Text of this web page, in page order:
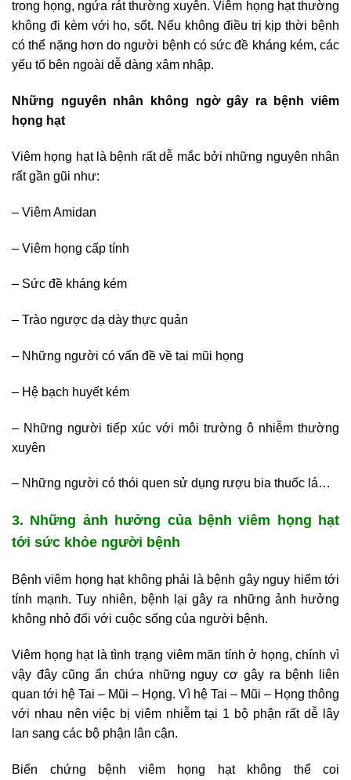
trong họng, ngứa rát thường xuyên. Viêm họng hạt thường
không đi kèm với ho, sốt. Nếu không điều trị kịp thời bệnh
có thể nặng hơn do người bệnh có sức đề kháng kém, các
yếu tố bên ngoài dễ dàng xâm nhập.
Những nguyên nhân không ngờ gây ra bệnh viêm
họng hạt
Viêm họng hạt là bệnh rất dễ mắc bởi những nguyên nhân
rất gần gũi như:
– Viêm Amidan
– Viêm họng cấp tính
– Sức đề kháng kém
– Trào ngược dạ dày thực quản
– Những người có vấn đề về tai mũi họng
– Hệ bạch huyết kém
– Những người tiếp xúc với môi trường ô nhiễm thường
xuyên
– Những người có thói quen sử dụng rượu bia thuốc lá…
3. Những ảnh hưởng của bệnh viêm họng hạt
tới sức khỏe người bệnh
Bệnh viêm họng hạt không phải là bệnh gây nguy hiểm tới
tính mạnh. Tuy nhiên, bệnh lại gây ra những ảnh hưởng
không nhỏ đối với cuộc sống của người bệnh.
Viêm họng hạt là tình trạng viêm mãn tính ở họng, chính vì
vậy đây cũng ẩn chứa những nguy cơ gây ra bệnh liên
quan tới hệ Tai – Mũi – Họng. Vì hệ Tai – Mũi – Họng thông
với nhau nên việc bị viêm nhiễm tại 1 bộ phận rất dễ lây
lan sang các bộ phận lân cận.
Biến chứng bệnh viêm họng hạt không thể coi